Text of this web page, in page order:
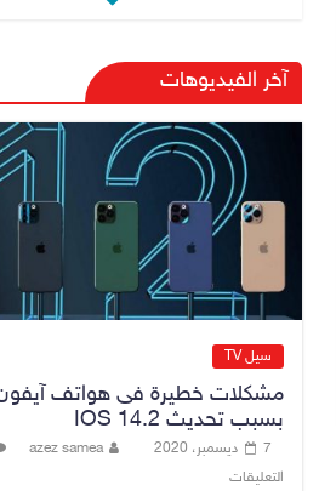
تفاصيل ورسوم
تظليل زجاج
No Comment
صدور أمر
بحق وزير العمل
السابق أحمد
No Comment
مستشفى
والطب
التخصصي في
الموصل
آخر الفيديوهات
سيل TV
مشكلات خطيرة فى هواتف
بسبب تحديث IOS 14.2
7 ديسمبر، 2020
azez samea
التعليقات